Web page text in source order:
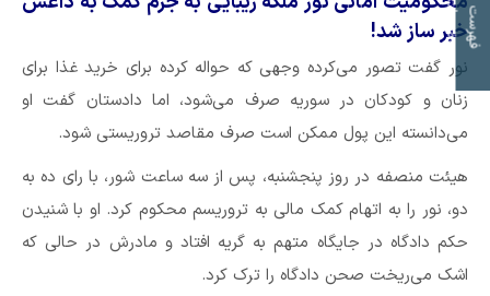
خبر ساز شد!
نور گفت تصور می‌کرده وجهی که حواله کرده برای خرید غذا برای
زنان و کودکان در سوریه صرف می‌شود، اما دادستان گفت او
می‌دانسته این پول ممکن است صرف مقاصد تروریستی شود.
هیئت منصفه در روز پنجشنبه، پس از سه ساعت شور، با رای ده به
دو، نور را به اتهام کمک مالی به تروریسم محکوم کرد. او با شنیدن
حکم دادگاه در جایگاه متهم به گریه افتاد و مادرش در حالی که
اشک می‌ریخت صحن دادگاه را ترک کرد.
ف
ه
ر
س
ت
م
و
ض
و
ع
ات